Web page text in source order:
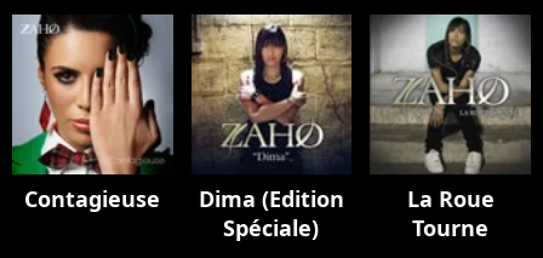
Contagieuse
Dima (Edition
Spéciale)
La Roue
Tourne